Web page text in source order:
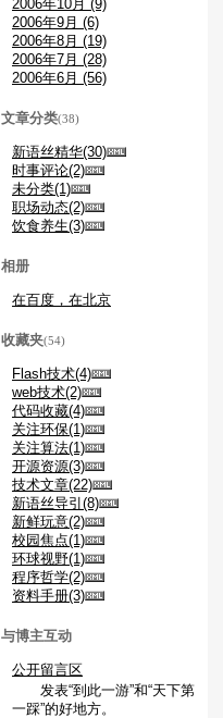
2006年10月 (9)
2006年9月 (6)
2006年8月 (19)
2006年7月 (28)
2006年6月 (56)
文章分类(38)
新语丝精华(30)
时事评论(2)
未分类(1)
职场动态(2)
饮食养生(3)
相册
在百度，在北京
收藏夹(54)
Flash技术(4)
web技术(2)
代码收藏(4)
关注环保(1)
关注算法(1)
开源资源(3)
技术文章(22)
新语丝导引(8)
新鲜玩意(2)
校园焦点(1)
环球视野(1)
程序哲学(2)
资料手册(3)
与博主互动
公开留言区
发表“到此一游”和“天下第
一踩”的好地方。